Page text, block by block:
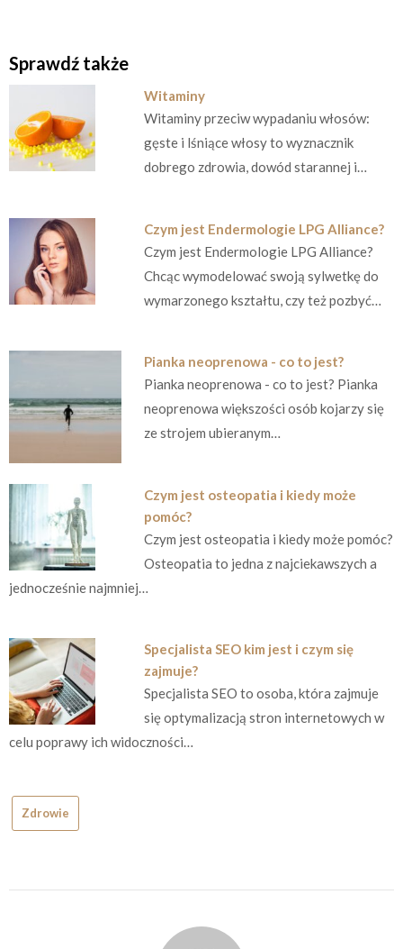
Sprawdź także
Witaminy
Witaminy przeciw wypadaniu włosów:
gęste i lśniące włosy to wyznacznik
dobrego zdrowia, dowód starannej i…
Czym jest Endermologie LPG Alliance?
Czym jest Endermologie LPG Alliance?
Chcąc wymodelować swoją sylwetkę do
wymarzonego kształtu, czy też pozbyć…
Pianka neoprenowa - co to jest?
Pianka neoprenowa - co to jest? Pianka
neoprenowa większości osób kojarzy się
ze strojem ubieranym…
Czym jest osteopatia i kiedy może
pomóc?
Czym jest osteopatia i kiedy może pomóc?
Osteopatia to jedna z najciekawszych a
jednocześnie najmniej…
Specjalista SEO kim jest i czym się
zajmuje?
Specjalista SEO to osoba, która zajmuje
się optymalizacją stron internetowych w
celu poprawy ich widoczności…
Zdrowie